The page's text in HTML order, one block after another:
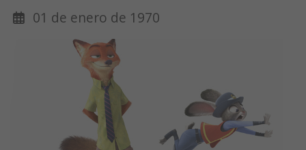
01 de enero de 1970